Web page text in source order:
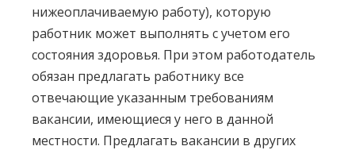
нижеоплачиваемую работу), которую
работник может выполнять с учетом его
состояния здоровья. При этом работодатель
обязан предлагать работнику все
отвечающие указанным требованиям
вакансии, имеющиеся у него в данной
местности. Предлагать вакансии в других